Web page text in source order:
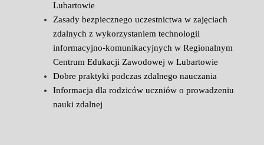
Lubartowie
Zasady bezpiecznego uczestnictwa w zajęciach
zdalnych z wykorzystaniem technologii
informacyjno-komunikacyjnych w Regionalnym
Centrum Edukacji Zawodowej w Lubartowie
Dobre praktyki podczas zdalnego nauczania
Informacja dla rodziców uczniów o prowadzeniu
nauki zdalnej